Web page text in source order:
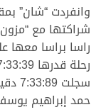
وانفردت “شان”
شراكتها مع
راسا براسا معها
حمد إبراهيم يوسف